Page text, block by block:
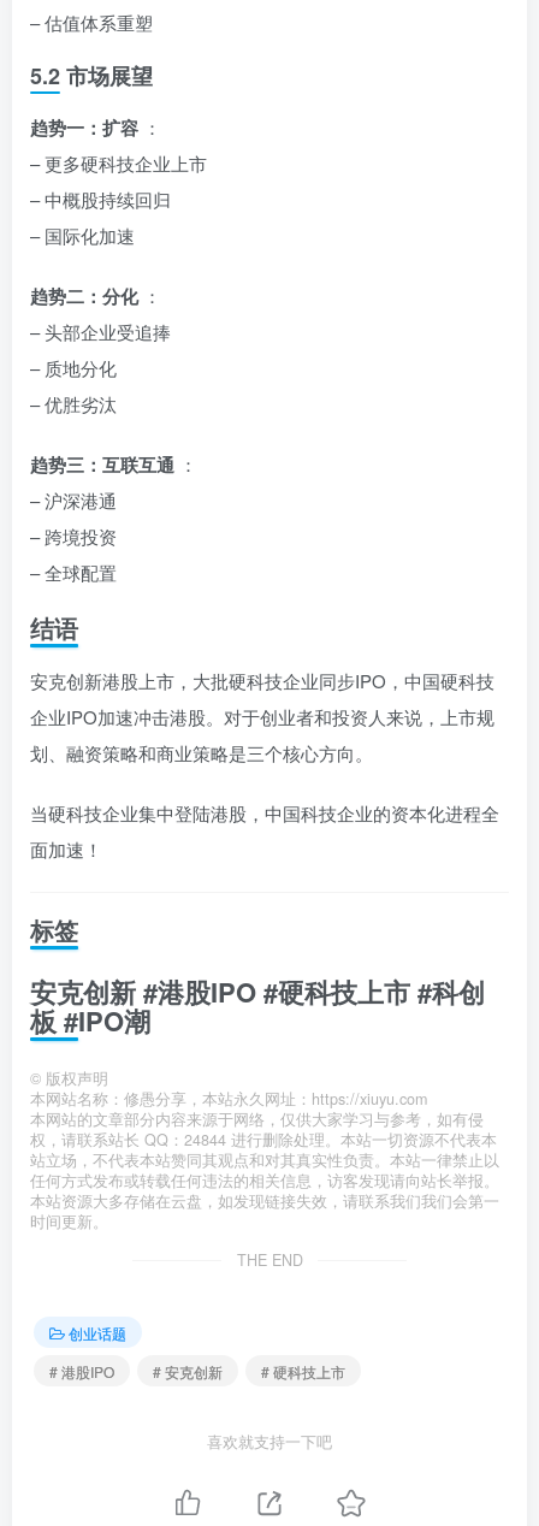
– 估值体系重塑
5.2 市场展望
趋势一：扩容 ：
– 更多硬科技企业上市
– 中概股持续回归
– 国际化加速
趋势二：分化 ：
– 头部企业受追捧
– 质地分化
– 优胜劣汰
趋势三：互联互通 ：
– 沪深港通
– 跨境投资
– 全球配置
结语
安克创新港股上市，大批硬科技企业同步IPO，中国硬科技
企业IPO加速冲击港股。对于创业者和投资人来说，上市规
划、融资策略和商业策略是三个核心方向。
当硬科技企业集中登陆港股，中国科技企业的资本化进程全
面加速！
标签
安克创新 #港股IPO #硬科技上市 #科创
板 #IPO潮
© 版权声明
本网站名称：修愚分享，本站永久网址：https://xiuyu.com
本网站的文章部分内容来源于网络，仅供大家学习与参考，如有侵
权，请联系站长 QQ：24844 进行删除处理。本站一切资源不代表本
站立场，不代表本站赞同其观点和对其真实性负责。本站一律禁止以
任何方式发布或转载任何违法的相关信息，访客发现请向站长举报。
本站资源大多存储在云盘，如发现链接失效，请联系我们我们会第一
时间更新。
THE END
创业话题
# 港股IPO
# 安克创新 # 硬科技上市
喜欢就支持一下吧